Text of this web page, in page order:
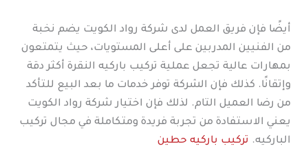
أيضًا فإن فريق العمل لدى شركة رواد الكويت يضم نخبة
من الفنيين المدربين على أعلى المستويات، حيث يتمتعون
بمهارات عالية تجعل عملية تركيب باركيه النقرة أكثر دقة
وإتقانًا. كذلك فإن الشركة توفر خدمات ما بعد البيع للتأكد
من رضا العميل التام. لذلك فإن اختيار شركة رواد الكويت
يعني الاستفادة من تجربة فريدة ومتكاملة في مجال تركيب
الباركيه. تركيب باركيه حطين